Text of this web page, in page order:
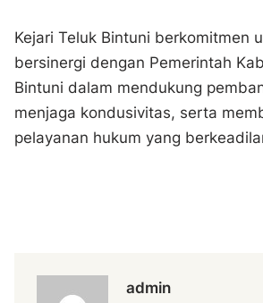
Kejari Teluk Bintuni berkomitmen
bersinergi dengan Pemerintah
Bintuni dalam mendukung
menjaga kondusivitas, serta
pelayanan hukum yang
admin